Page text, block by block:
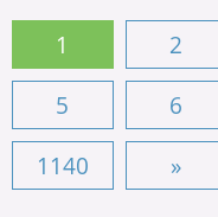
1 2
5
6
1140
»